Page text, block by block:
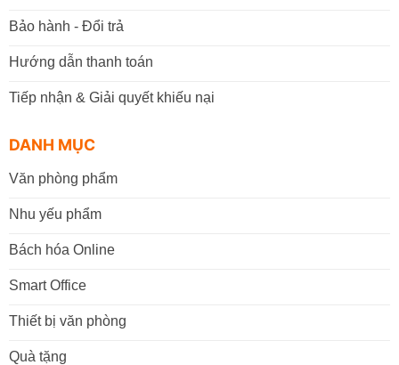
Bảo hành - Đổi trả
Hướng dẫn thanh toán
Tiếp nhận & Giải quyết khiếu nại
DANH MỤC
Văn phòng phẩm
Nhu yếu phẩm
Bách hóa Online
Smart Office
Thiết bị văn phòng
Quà tặng